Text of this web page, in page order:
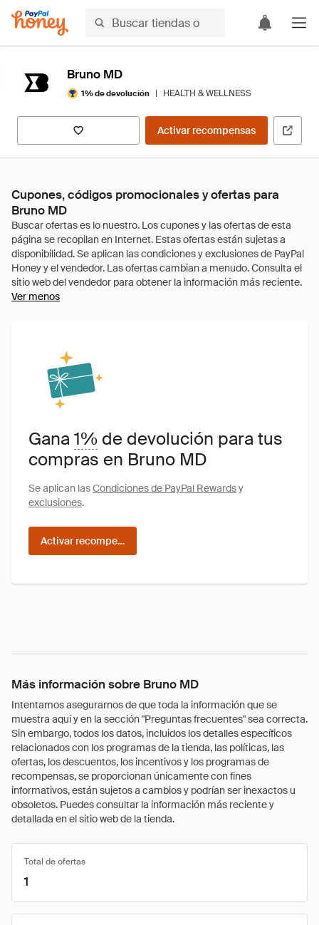
Bruno MD
1% de devolución | HEALTH & WELLNESS
Activar recompensas
Cupones, códigos promocionales y ofertas para
Bruno MD
Ver menos
Gana1% de devolución para tus
compras en Bruno MD
Se aplican lasCondiciones de PayPal Rewardsy
exclusiones.
Activar recompensas
Más información sobre Bruno MD
Intentamos asegurarnos de que toda la información que se
muestra aquí y en la sección "Preguntas frecuentes" sea correcta.
Sin embargo, todos los datos, incluidos los detalles específicos
relacionados con los programas de la tienda, las políticas, las
ofertas, los descuentos, los incentivos y los programas de
recompensas, se proporcionan únicamente con fines
informativos, están sujetos a cambios y podrían ser inexactos u
obsoletos. Puedes consultar la información más reciente y
detallada en el sitio web de la tienda.
Total de ofertas
1